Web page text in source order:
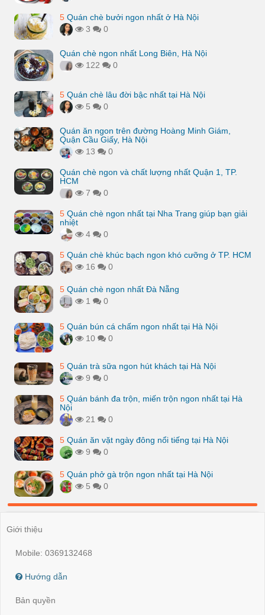
5 Quán chè bưởi ngon nhất ở Hà Nội
3
0
Quán chè ngon nhất Long Biên, Hà Nội
122
0
5 Quán chè lâu đời bậc nhất tại Hà Nội
5
0
Quán ăn ngon trên đường Hoàng Minh Giám,
Quận Cầu Giấy, Hà Nội
13
0
Quán chè ngon và chất lượng nhất Quận 1, TP.
HCM
7
0
5 Quán chè ngon nhất tại Nha Trang giúp bạn giải
nhiệt
4
0
5 Quán chè khúc bạch ngon khó cưỡng ở TP. HCM
16
0
5 Quán chè ngon nhất Đà Nẵng
1
0
5 Quán bún cá chấm ngon nhất tại Hà Nội
10
0
5 Quán trà sữa ngon hút khách tại Hà Nội
9
0
5 Quán bánh đa trộn, miến trộn ngon nhất tại Hà
Nội
21
0
5 Quán ăn vặt ngày đông nổi tiếng tại Hà Nội
9
0
5 Quán phở gà trộn ngon nhất tại Hà Nội
5
0
Giới thiệu
Mobile: 0369132468
Hướng dẫn
Bản quyền